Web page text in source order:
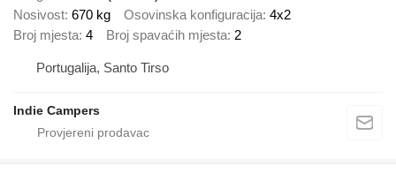
Nosivost 670 kg Osovinska konfiguracija 4x2
Broj mjesta 4 Broj spavaćih mjesta 2
Portugalija, Santo Tirso
Indie Campers